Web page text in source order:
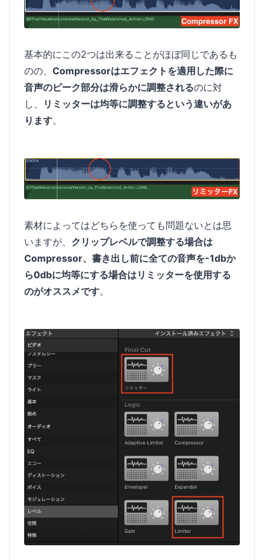
基本的にこの2つは出来ることがほぼ同じであるも
のの、 Compressorはエフェクトを適用した際に
音声のピーク部分は滑らかに調整されるのに対
し、
リミッターは均等に調整するという違いがあ
ります。
素材によってはどちらを使っても問題ないとは思
いますが、 クリップレベルで調整する場合は
Compressor、書き出し前に全ての音声を-1dbか
ら0dbに均等にする場合はリミッターを使用する
のがオススメです。